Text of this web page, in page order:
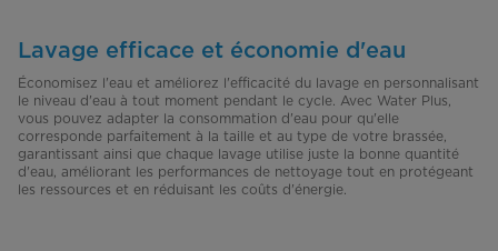
Lavage efficace et économie d'eau
Économisez l'eau et améliorez l'efficacité du lavage en personnalisant
le niveau d'eau à tout moment pendant le cycle. Avec Water Plus,
vous pouvez adapter la consommation d'eau pour qu'elle
corresponde parfaitement à la taille et au type de votre brassée,
garantissant ainsi que chaque lavage utilise juste la bonne quantité
d'eau, améliorant les performances de nettoyage tout en protégeant
les ressources et en réduisant les coûts d'énergie.